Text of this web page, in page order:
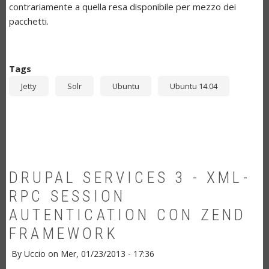
contrariamente a quella resa disponibile per mezzo dei
pacchetti.
Tags
Jetty Solr Ubuntu Ubuntu 14.04
DRUPAL SERVICES 3 - XML-
RPC SESSION
AUTENTICATION CON ZEND
FRAMEWORK
By Uccio on Mer, 01/23/2013 - 17:36